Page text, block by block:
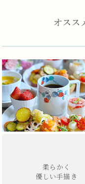
柔らかく
優しい手描き